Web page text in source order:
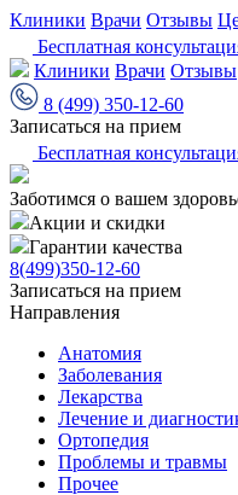
Клиники Врачи Отзывы
Бесплатная
Клиники Врачи Отзывы
8 (499) 350-12-60
Записаться на прием
Бесплатная
Заботимся о вашем
Акции и скидки
Гарантии качества
8(499)350-12-60
Записаться на прием
Направления
Анатомия
Заболевания
Лекарства
Лечение и
Ортопедия
Проблемы и травмы
Прочее